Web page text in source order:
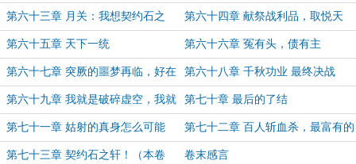
正欧了一次
第六十三章 月关：我想契约石之
轩！
第六十四章 献祭战利品，取悦天
意，一场惊天豪赌
第六十五章 天下一统 第六十六章 冤有头，债有主
第六十七章 突厥的噩梦再临，好在
这一战后，再也不会做梦了
第六十八章 千秋功业 最终决战
第六十九章 我就是破碎虚空，我就
是至强！
第七十章 最后的了结
第七十一章 姑射的真身怎么可能
是……
第七十二章 百人斩血杀，最富有的
遗物盒
第七十三章 契约石之轩！（本卷 卷末感言